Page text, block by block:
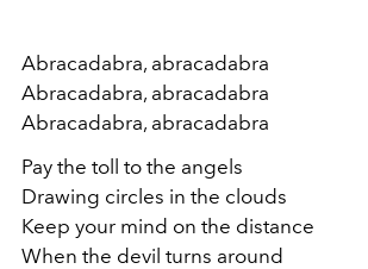
Abracadabra, abracadabra
Abracadabra, abracadabra
Abracadabra, abracadabra
Pay the toll to the angels
Drawing circles in the clouds
Keep your mind on the distance
When the devil turns around